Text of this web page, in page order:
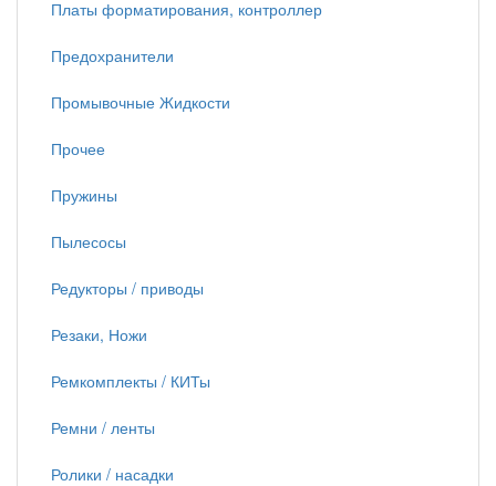
Платы форматирования, контроллер
Предохранители
Промывочные Жидкости
Прочее
Пружины
Пылесосы
Редукторы / приводы
Резаки, Ножи
Ремкомплекты / КИТы
Ремни / ленты
Ролики / насадки